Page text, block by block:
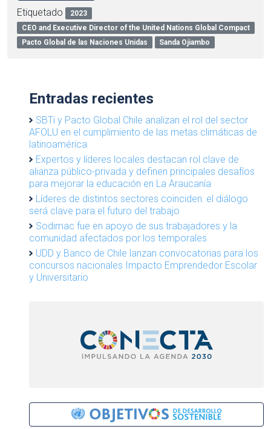
Etiquetado
2023
CEO and Executive Director of the United Nations Global Compact
Pacto Global de las Naciones Unidas
Sanda Ojiambo
Entradas recientes
SBTi y Pacto Global Chile analizan el rol del sector
AFOLU en el cumplimiento de las metas climáticas de
latinoamérica
Expertos y líderes locales destacan rol clave de
alianza público-privada y definen principales desafíos
para mejorar la educación en La Araucanía
Líderes de distintos sectores coinciden: el diálogo
será clave para el futuro del trabajo
Sodimac fue en apoyo de sus trabajadores y la
comunidad afectados por los temporales
UDD y Banco de Chile lanzan convocatorias para los
concursos nacionales Impacto Emprendedor Escolar
y Universitario